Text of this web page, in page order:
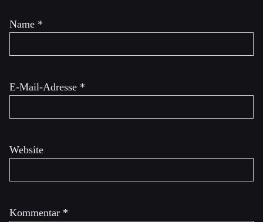
Kommentar *
Name *
E-Mail-Adresse *
Website